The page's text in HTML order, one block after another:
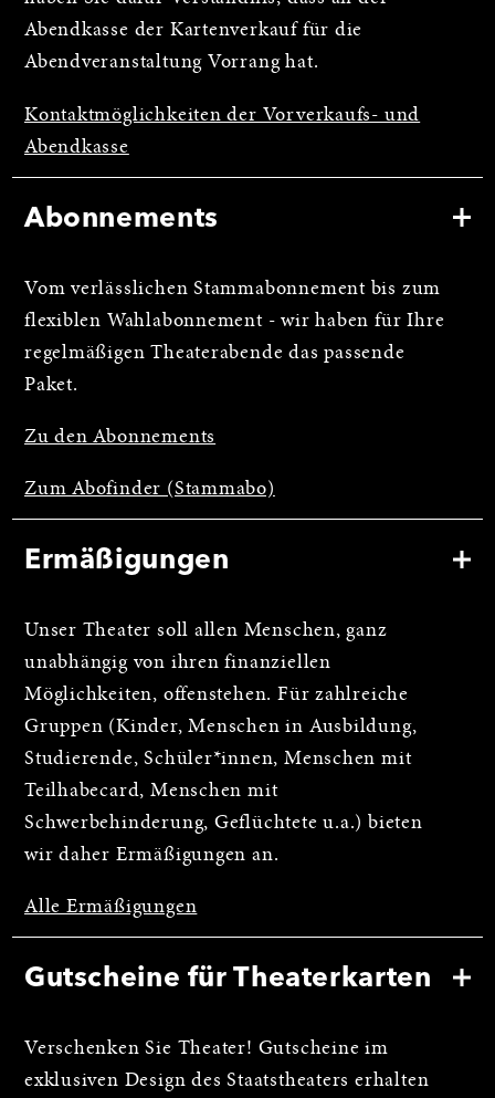
Abendkasse der Kartenverkauf für die
Abendveranstaltung Vorrang hat.
Kontaktmöglichkeiten der Vorverkaufs- und
Abendkasse
Abonnements
Vom verlässlichen Stammabonnement bis zum
flexiblen Wahlabonnement - wir haben für Ihre
regelmäßigen Theaterabende das passende
Paket.
Zu den Abonnements
Zum Abofinder (Stammabo)
Ermäßigungen
Unser Theater soll allen Menschen, ganz
unabhängig von ihren finanziellen
Möglichkeiten, offenstehen. Für zahlreiche
Gruppen (Kinder, Menschen in Ausbildung,
Studierende, Schüler*innen, Menschen mit
Teilhabecard, Menschen mit
Schwerbehinderung, Geflüchtete u.a.) bieten
wir daher Ermäßigungen an.
Alle Ermäßigungen
Gutscheine für Theaterkarten
Verschenken Sie Theater! Gutscheine im
exklusiven Design des Staatstheaters erhalten